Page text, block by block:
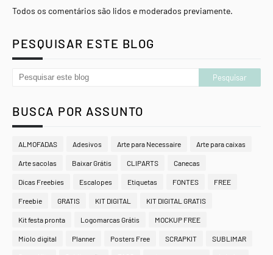
Todos os comentários são lidos e moderados previamente.
PESQUISAR ESTE BLOG
BUSCA POR ASSUNTO
ALMOFADAS Adesivos Arte para Necessaire Arte para caixas
Arte sacolas Baixar Grátis CLIPARTS Canecas
Dicas Freebies Escalopes Etiquetas FONTES FREE
Freebie GRATIS KIT DIGITAL KIT DIGITAL GRATIS
Kit festa pronta Logomarcas Grátis MOCKUP FREE
Miolo digital Planner Posters Free SCRAPKIT SUBLIMAR